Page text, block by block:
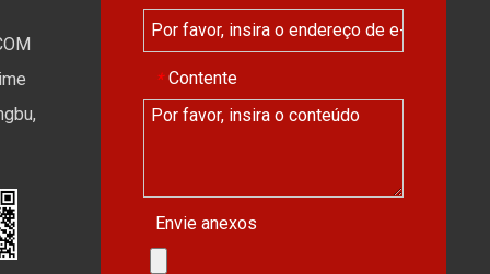
* Contente
Envie anexos